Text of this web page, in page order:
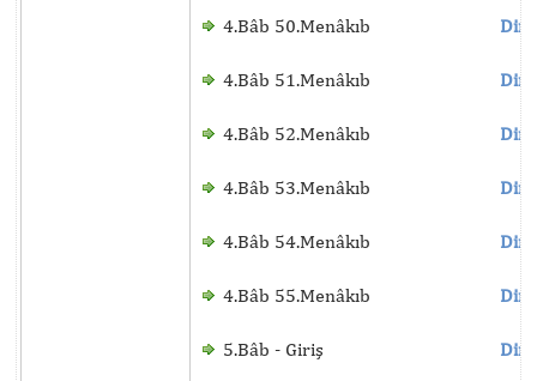
4.Bâb 50.Menâkıb
4.Bâb 51.Menâkıb
4.Bâb 52.Menâkıb
4.Bâb 53.Menâkıb
4.Bâb 54.Menâkıb
4.Bâb 55.Menâkıb
5.Bâb - Giriş